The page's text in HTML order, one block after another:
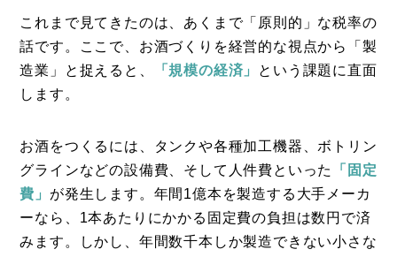
これまで見てきたのは、あくまで「原則的」な税率の
話です。ここで、お酒づくりを経営的な視点から「製
造業」と捉えると、
「規模の経済」
という課題に直面
します。
お酒をつくるには、タンクや各種加工機器、ボトリン
グラインなどの設備費、そして人件費といった
「固定
費」 が発生します。年間1億本を製造する大手メーカ
ーなら、1本あたりにかかる固定費の負担は数円で済
みます。しかし、年間数千本しか製造できない小さな